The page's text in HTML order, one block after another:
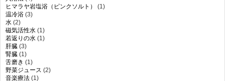
ヒマラヤ岩塩浴（ピンクソルト）
(1)
温冷浴 (3)
水 (2)
磁気活性水 (1)
若返りの水 (1)
肝臓 (3)
腎臓 (1)
舌磨き (1)
野菜ジュース (2)
音楽療法 (1)